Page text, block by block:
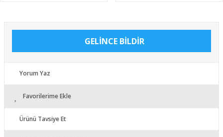
GELİNCE BİLDİR
Yorum Yaz
Favorilerime Ekle
Ürünü Tavsiye Et